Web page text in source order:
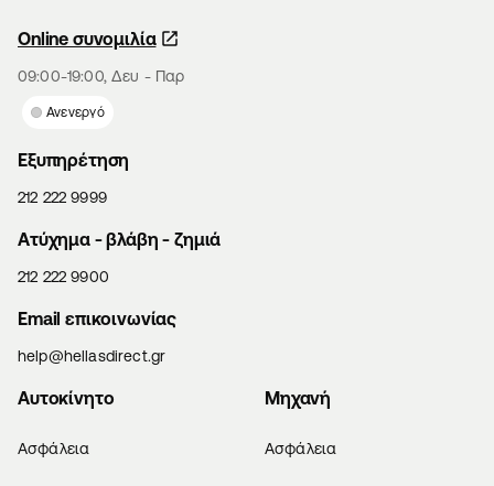
Online συνομιλία
09:00-19:00, Δευ - Παρ
Ανενεργό
Εξυπηρέτηση
212 222 9999
Aτύχημα - βλάβη - ζημιά
212 222 9900
Email επικοινωνίας
help@hellasdirect.gr
Αυτοκίνητο
Ασφάλεια
Μηχανή
Ασφάλεια